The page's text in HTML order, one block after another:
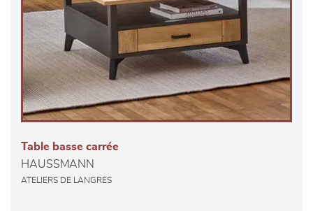
Table basse carrée
HAUSSMANN
ATELIERS DE LANGRES